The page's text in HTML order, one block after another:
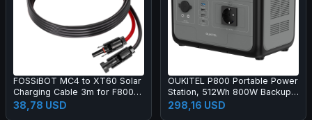
FOSSiBOT MC4 to XT60 Solar
Charging Cable 3m for F800
F1200 F1800
38,78 USD
OUKITEL P800 Portable Power
Station, 512Wh 800W Backup
Battery with AC+DC Fast
Charging, Solar Generator for
298,16 USD